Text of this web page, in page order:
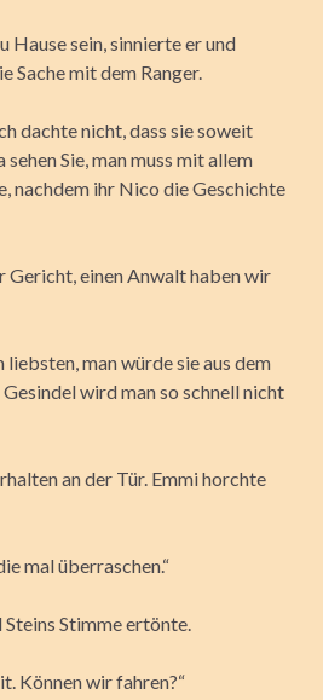
Hause sein, sinnierte er und
Sache mit dem Ranger.
dachte nicht, dass sie soweit
Sie, man muss mit allem
nachdem ihr Nico die Geschichte
Gericht, einen Anwalt haben wir
liebsten, man würde sie aus dem
wird man so schnell nicht
an der Tür. Emmi horchte
mal überraschen.“
Stimme ertönte.
Können wir fahren?“